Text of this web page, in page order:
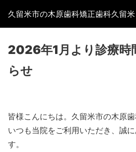
久留米市の木原歯科矯正歯科久留米
2026年1月より診療時
らせ
皆様こんにちは。久留米市の木原歯
いつも当院をご利用いただき、誠
す。